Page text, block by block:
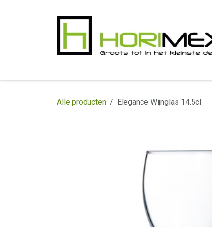
Alle producten Elegance Wijnglas 14,5cl